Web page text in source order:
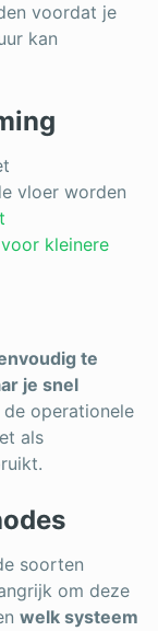
voordat je
kan
vloer worden
kleinere
te
je snel
operationele
als
soorten
om deze
welk systeem